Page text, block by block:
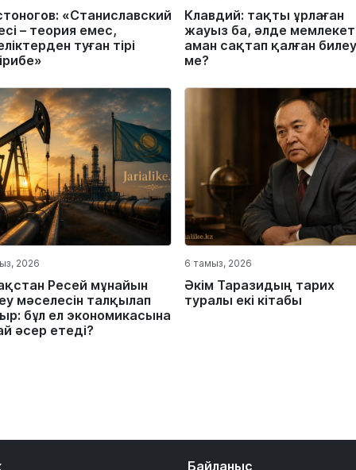
«Станиславский
– теория емес,
туған тірі
Клавдий: тақты ұрлаған
жауыз ба, әлде
аман сақтап қалған
ме?
2026
Ресей мұнайын
мәселесін талқылап
бұл ел экономикасына
әсер етеді?
6 тамыз, 2026
Әкім Таразидың тарих
туралы екі кітабы
Байланыс